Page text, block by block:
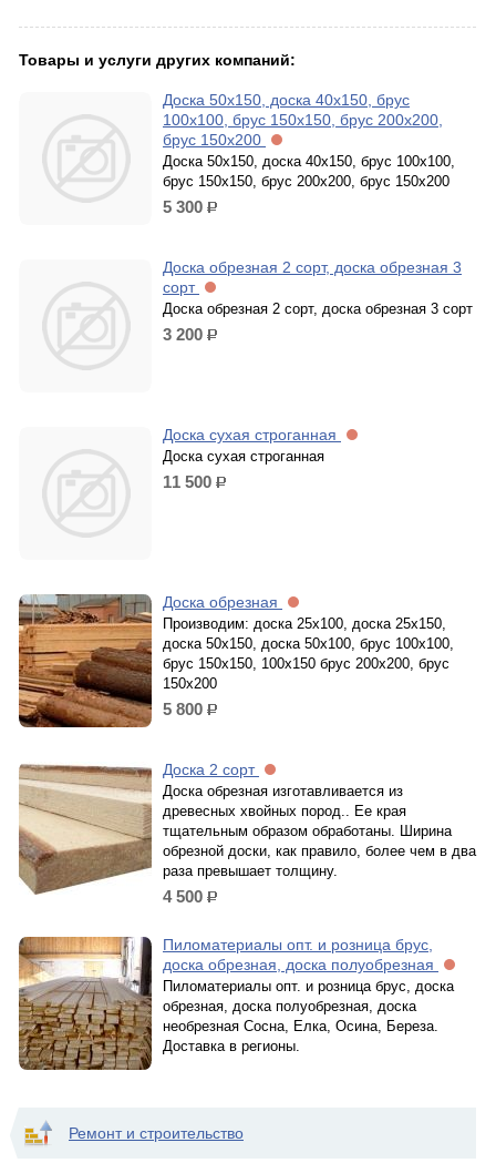
Товары и услуги других компаний:
Доска 50х150, доска 40х150, брус
100х100, брус 150х150, брус 200х200,
брус 150х200
Доска 50х150, доска 40х150, брус 100х100,
брус 150х150, брус 200х200, брус 150х200
5 300 р.
Доска обрезная 2 сорт, доска обрезная 3
сорт
Доска обрезная 2 сорт, доска обрезная 3 сорт
3 200 р.
Доска сухая строганная
Доска сухая строганная
11 500 р.
Доска обрезная
Производим: доска 25х100, доска 25х150,
доска 50х150, доска 50х100, брус 100х100,
брус 150х150, 100х150 брус 200х200, брус
150х200
5 800 р.
Доска 2 сорт
Доска обрезная изготавливается из
древесных хвойных пород.. Ее края
тщательным образом обработаны. Ширина
обрезной доски, как правило, более чем в два
раза превышает толщину.
4 500 р.
Пиломатериалы опт. и розница брус,
доска обрезная, доска полуобрезная
Пиломатериалы опт. и розница брус, доска
обрезная, доска полуобрезная, доска
необрезная Сосна, Елка, Осина, Береза.
Доставка в регионы.
Ремонт и строительство